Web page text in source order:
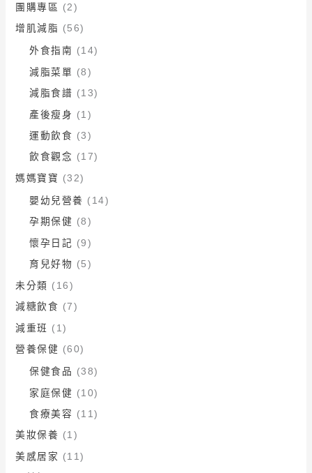
團購專區 (2)
增肌減脂 (56)
外食指南 (14)
減脂菜單 (8)
減脂食譜 (13)
產後瘦身 (1)
運動飲食 (3)
飲食觀念 (17)
媽媽寶寶 (32)
嬰幼兒營養 (14)
孕期保健 (8)
懷孕日記 (9)
育兒好物 (5)
未分類 (16)
減糖飲食 (7)
減重班 (1)
營養保健 (60)
保健食品 (38)
家庭保健 (10)
食療美容 (11)
美妝保養 (1)
美感居家 (11)